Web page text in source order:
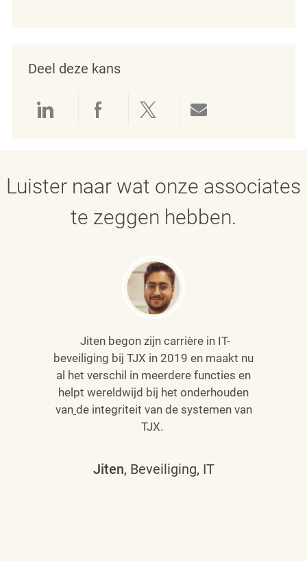
Deel deze kans
Delen via LinkedIn
Delen via Facebook
Delen via twitter
Luister naar wat onze associates
te zeggen hebben.
Jiten begon zijn carrière in IT-
beveiliging bij TJX in 2019 en maakt nu
al het verschil in meerdere functies en
helpt wereldwijd bij het onderhouden
van de integriteit van de systemen van
TJX.
Jiten, Beveiliging, IT